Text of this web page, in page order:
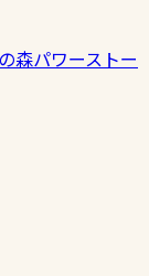
森パワーストー